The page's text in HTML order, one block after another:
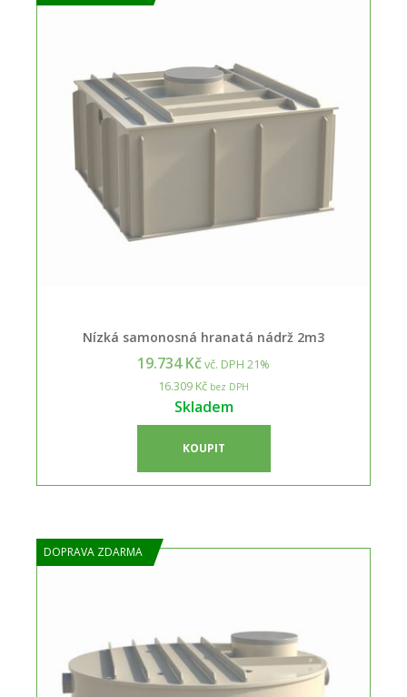
Nízká samonosná hranatá nádrž 2m3
19.734 Kčvč. DPH 21%
16.309 Kč bez DPH
Skladem
KOUPIT
DOPRAVA ZDARMA